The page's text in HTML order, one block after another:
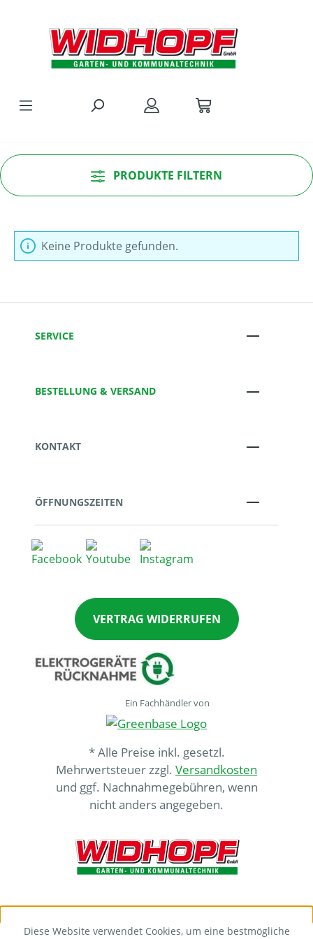
PRODUKTE FILTERN
Keine Produkte gefunden.
SERVICE
BESTELLUNG & VERSAND
KONTAKT
ÖFFNUNGSZEITEN
VERTRAG WIDERRUFEN
Ein Fachhändler von
* Alle Preise inkl. gesetzl.
Mehrwertsteuer zzgl. Versandkosten
und ggf. Nachnahmegebühren, wenn
nicht anders angegeben.
Diese Website verwendet Cookies, um eine bestmögliche